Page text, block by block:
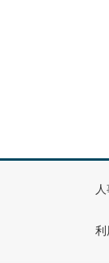
利